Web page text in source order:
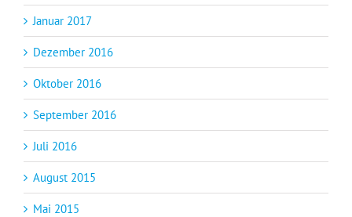
Januar 2017
Dezember 2016
Oktober 2016
September 2016
Juli 2016
August 2015
Mai 2015